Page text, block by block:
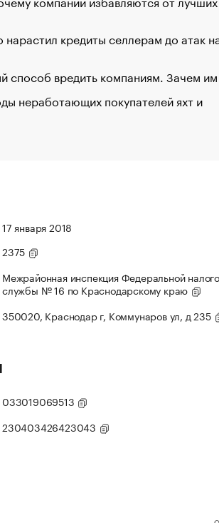
кредиты селлерам до атак
способ вредить компаниям. Зачем
неработающих покупателей яхт и
17 января 2018
2375
Межрайонная инспекция Федеральной
службы № 16 по Краснодарскому краю
350020, Краснодар г, Коммунаров ул, д 235
033019069513
230403426423043